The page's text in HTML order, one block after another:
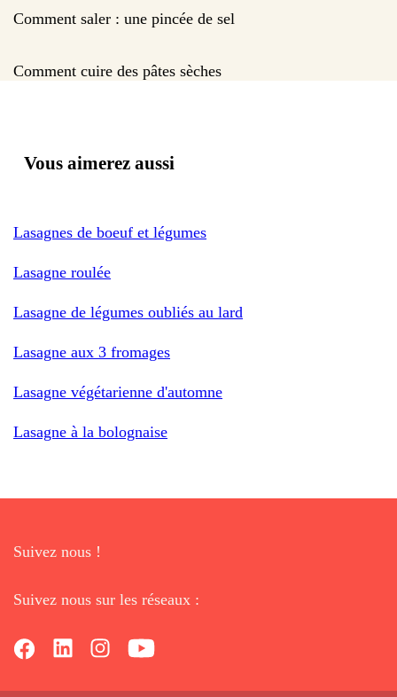
Comment saler : une pincée de sel
Comment cuire des pâtes sèches
Vous aimerez aussi
Lasagnes de boeuf et légumes
Lasagne roulée
Lasagne de légumes oubliés au lard
Lasagne aux 3 fromages
Lasagne végétarienne d'automne
Lasagne à la bolognaise
Suivez nous !
Suivez nous sur les réseaux :